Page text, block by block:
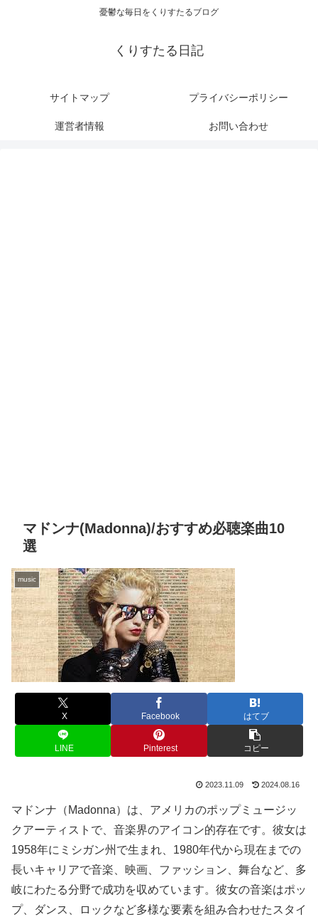
憂鬱な毎日をくりすたるブログ
くりすたる日記
サイトマップ プライバシーポリシー
運営者情報 お問い合わせ
マドンナ(Madonna)/おすすめ必聴楽曲10
選
music
X Facebook はてブ
LINE Pinterest コピー
2023.11.09 2024.08.16
マドンナ（Madonna）は、アメリカのポップミュージッ
クアーティストで、音楽界のアイコン的存在です。彼女は
1958年にミシガン州で生まれ、1980年代から現在までの
長いキャリアで音楽、映画、ファッション、舞台など、多
岐にわたる分野で成功を収めています。彼女の音楽はポッ
プ、ダンス、ロックなど多様な要素を組み合わせたスタイ